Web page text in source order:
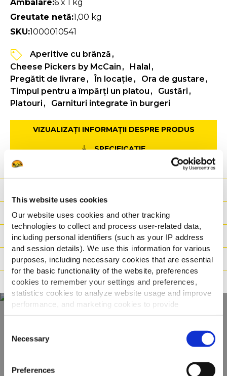
This website uses cookies
Our website uses cookies and other tracking
technologies to collect and process user-related data,
including personal identifiers (such as your IP address
and session details). We use this information for various
purposes, including necessary cookies that are essential
for the basic functionality of the website, preferences
cookies to remember your settings and preferences,
statistics cookies to analyze website usage and improve
performance, and marketing cookies to provide
personalized content and advertising.
By clicking 'Allow all cookies', you consent to the use of
all cookies. If you'd like to customize your preferences,
you can do so by clicking the options below and selecting
'Allow selection.'
Selection
Necessary
Preferences
Ambalare:6 x 1 kg
Greutate netă:1,00 kg
SKU:1000010541
Aperitive cu brânză
Cheese Pickers by McCain
Halal
Pregătit de livrare
În locație
Ora de gustare
Timpul pentru a împărți un platou
Gustări
Platouri
Garnituri integrate în burgeri
VIZUALIZAȚI INFORMAȚII DESPRE PRODUS
SPECIFICAȚIE
Ingrediente
Greutate/ Logistică
Metodă de preparare
Declarații privind caracteristicile produsului
Descoperiți gama